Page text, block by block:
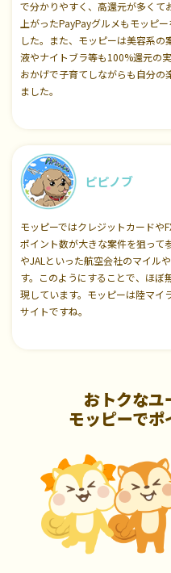
で分かりやすく、高還元が多くて
上がったPayPayグルメもモッピ
した。また、モッピーは美容系
液やナイトブラ等も100%還元の
おかげで子育てしながらも自分の
ました。
ピピノブ
モッピーではクレジットカードや
ポイント数が大きな案件を狙って
やJALといった航空会社のマイル
す。このようにすることで、ほぼ
現しています。モッピーは陸マイ
サイトですね。
おトクなユ
モッピーでポ